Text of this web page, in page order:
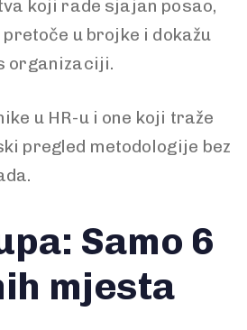
koji rade sjajan posao,
pretoče u brojke i dokažu
organizaciji.
u HR-u i one koji traže
pregled metodologije bez
Samo 6
mjesta